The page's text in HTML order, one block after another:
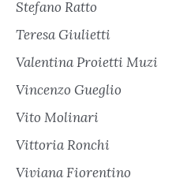
Stefano Ratto
Teresa Giulietti
Valentina Proietti Muzi
Vincenzo Gueglio
Vito Molinari
Vittoria Ronchi
Viviana Fiorentino